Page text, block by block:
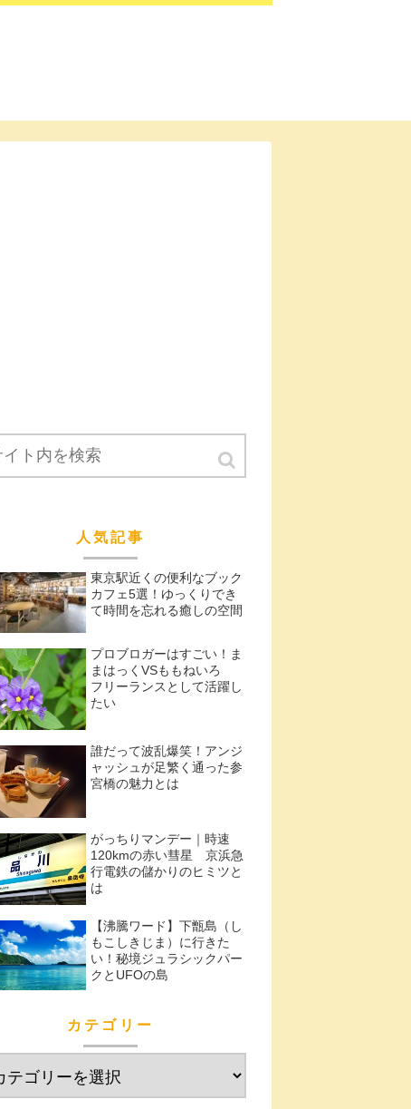
人気記事
東京駅近くの便利なブック
カフェ5選！ゆっくりでき
て時間を忘れる癒しの空間
プロブロガーはすごい！ま
まはっくVSももねいろ
フリーランスとして活躍し
たい
誰だって波乱爆笑！アンジ
ャッシュが足繁く通った参
宮橋の魅力とは
がっちりマンデー｜時速
120kmの赤い彗星 京浜急
行電鉄の儲かりのヒミツと
は
【沸騰ワード】下甑島（し
もこしきじま）に行きた
い！秘境ジュラシックパー
クとUFOの島
カテゴリー